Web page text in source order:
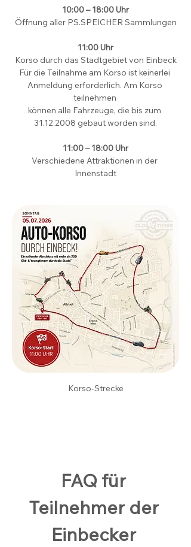
10:00 – 18:00 Uhr
Öffnung aller PS.SPEICHER Sammlungen
11:00 Uhr
Korso durch das Stadtgebiet von Einbeck
Für die Teilnahme am Korso ist keinerlei
Anmeldung erforderlich. Am Korso
teilnehmen
können alle Fahrzeuge, die bis zum
31.12.2008 gebaut worden sind.
11:00 – 18:00 Uhr
Verschiedene Attraktionen in der
Innenstadt
Korso-Strecke
FAQ für
Teilnehmer der
Einbecker